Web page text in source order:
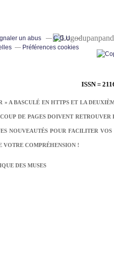
ISSN =
» A BASCULÉ EN HTTPS ET LA
DE PAGES DOIVENT
NOUVEAUTÉS POUR FACILITER
VOTRE COMPRÉHENSION !
DES MUSES
un abus
C.G.U.
Préférences cookies